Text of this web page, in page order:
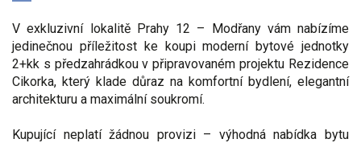
V exkluzivní lokalitě Prahy 12 – Modřany vám nabízíme
jedinečnou příležitost ke koupi moderní bytové jednotky
2+kk s předzahrádkou v připravovaném projektu Rezidence
Cikorka, který klade důraz na komfortní bydlení, elegantní
architekturu a maximální soukromí.
Kupující neplatí žádnou provizi – výhodná nabídka bytu